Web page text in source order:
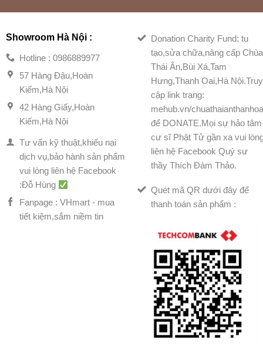
Showroom Hà Nội :
Hotline : 0986889977
57 Hàng Đậu,Hoàn
Kiếm,Hà Nội
42 Hàng Giấy,Hoàn
Kiếm,Hà Nội
Tư vấn kỹ thuật,khiếu nại
dịch vụ,bảo hành sản phẩm
vui lòng liên hệ Facebook
:Đỗ Hùng
Fanpage : VHmart - mua
tiết kiệm,sắm niềm tin
Donation Charity Fund: tu
tạo,sửa chữa,nâng cấp Chùa
Thái Ân,Bùi Xá,Tam
Hưng,Thanh Oai,Hà Nội.Truy
cập link trang:
mehub.vn/
để DONATE.Mọi sự hảo tâm
cư sĩ Phật Tử gần xa vui
liên hệ Facebook Quý sư
thầy Thích Đàm Thảo.
Quét mã QR dưới đây để
thanh toán sản phẩm :